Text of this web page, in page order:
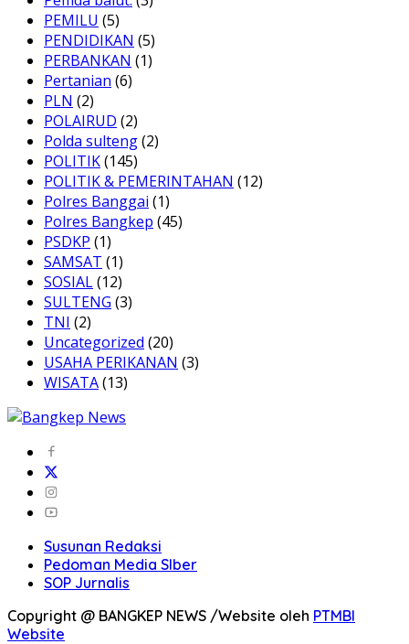
PEMILU (5)
PENDIDIKAN (5)
PERBANKAN (1)
Pertanian (6)
PLN (2)
POLAIRUD (2)
Polda sulteng(2)
POLITIK(145)
POLITIK & PEMERINTAHAN (12)
Polres Banggai (1)
Polres Bangkep (45)
PSDKP (1)
SAMSAT (1)
SOSIAL(12)
SULTENG (3)
TNI (2)
Uncategorized (20)
USAHA PERIKANAN (3)
WISATA(13)
Susunan Redaksi
Pedoman Media SIber
SOP Jurnalis
Copyright @ BANGKEP NEWS /Website oleh PTMBI
Website